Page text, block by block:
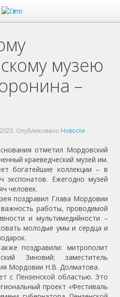
музею
–
. Опубликовано Новости
отметил Мордовский
краеведческий музей им.
богатейшие коллекции – в
Ежегодно музей
человек.
поздравил Глава Мордовии
работы, проводимой
и мультимедийности –
молодые умы и сердца и
поздравили: митрополит
Зиновий; заместитель
Мордовии Н.В. Долматова.
с Пензенской областью. Это
проект «Фестиваль